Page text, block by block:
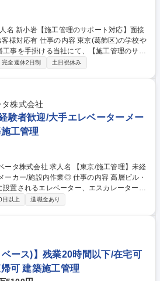
京(葛飾区)の学校や
事を手掛ける当社にて、【施工管理のサポ
施工管理の担当者についていって業務を学
を請け負うことで業務の理解を深めてもら
理の4大業務】■工程管理■安全管理■品質管
完全週休2日制 土日祝休み
株式会社
験者歓迎/大手エレベーターメー
工管理
【東京/施工管理】未経
作業◎ 仕事の内容 高層ビル・
置されるエレベーター、エスカレーター等
をお任せします。 ※建物の改変を伴う業務
手配 ・着工～：担当現場の進捗管理。（規
：製品が正常に動くか、異常がないか、最終
合わせから引き渡しまで、おおむね3～4ヵ
日以上 退職金あり
ベース)】残業20時間以下/在宅可
可 建築施工管理